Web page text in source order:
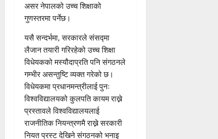
असर नेपालको उच्च शिक्षाको
गुणस्तरमा पर्नेछ।
यसै सन्दर्भमा, सरकारले संसद्‍मा
लैजान तयारी गरिरहेको उच्च शिक्षा
विधेयकको मस्यौदाप्रति पनि संगठनले
गम्भीर असन्तुष्टि व्यक्त गरेको छ।
विधेयकमा प्रधानमन्त्रीलाई पुनः
विश्वविद्यालयको कुलपति कायम राख्ने
प्रस्तावले विश्वविद्यालयलाई
राजनीतिक नियन्त्रणमै राख्ने सरकारी
नियत प्रस्ट देखिने संगठनको भनाइ